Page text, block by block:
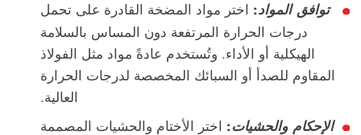
توافق المواد: اختر مواد المضخة القادرة على تحمل
درجات الحرارة المرتفعة دون المساس بالسلامة
الهيكلية أو الأداء. وتُستخدم عادةً مواد مثل الفولاذ
المقاوم للصدأ أو السبائك المخصصة لدرجات الحرارة
العالية.
الإحكام والحشيات: اختر الأختام والحشيات المصممة